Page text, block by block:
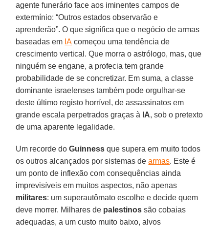
agente funerário face aos iminentes campos de
extermínio: “Outros estados observarão e
aprenderão”. O que significa que o negócio de armas
baseadas em IA começou uma tendência de
crescimento vertical. Que morra o astrólogo, mas, que
ninguém se engane, a profecia tem grande
probabilidade de se concretizar. Em suma, a classe
dominante israelenses também pode orgulhar-se
deste último registo horrível, de assassinatos em
grande escala perpetrados graças à IA, sob o pretexto
de uma aparente legalidade.
Um recorde doGuinness que supera em muito todos
os outros alcançados por sistemas dearmas. Este é
um ponto de inflexão com consequências ainda
imprevisíveis em muitos aspectos, não apenas
militares: um superautômato escolhe e decide quem
deve morrer. Milhares de palestinos são cobaias
adequadas, a um custo muito baixo, alvos